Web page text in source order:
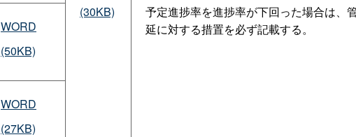
(30KB)
予定進捗率を進捗率が下回った場合は、
延に対する措置を必ず記載する。
WORD
(50KB)
WORD
(27KB)